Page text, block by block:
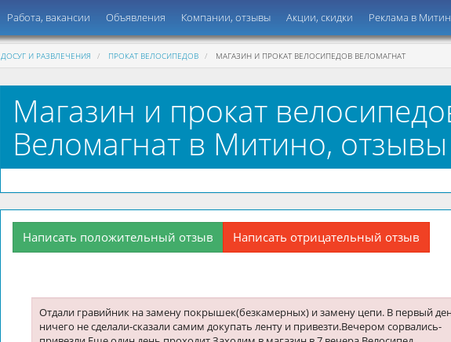
Работа, вакансии Объявления Компании, отзывы Акции, скидки Реклама в
ДОСУГ И РАЗВЛЕЧЕНИЯ ПРОКАТ ВЕЛОСИПЕДОВ МАГАЗИН И ПРОКАТ ВЕЛОСИПЕДОВ ВЕЛОМАГНАТ
Магазин и прокат
Веломагнат в Митино, отзывы
Написать положительный отзыв Написать отрицательный отзыв
Отдали гравийник на замену покрышек(безкамерных) и замену цепи. В первый
ничего не сделали-сказали самим докупать ленту и привезти.Вечером сорвались-